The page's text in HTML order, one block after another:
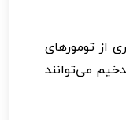
از تومورهای
می‌توانند